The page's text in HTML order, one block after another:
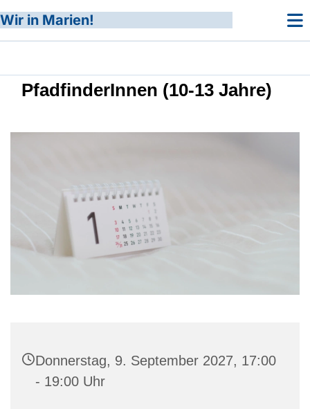
Wir in Marien!
PfadfinderInnen (10-13 Jahre)
Donnerstag, 9. September 2027, 17:00
- 19:00 Uhr